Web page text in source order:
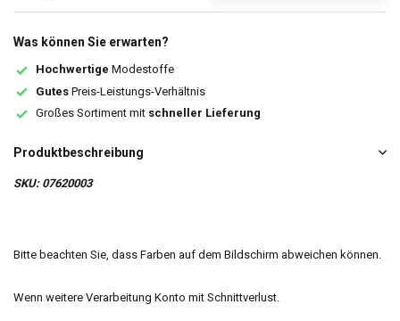
Was können Sie erwarten?
Hochwertige Modestoffe
Gutes Preis-Leistungs-Verhältnis
Großes Sortiment mit schneller Lieferung
Produktbeschreibung
SKU: 07620003
Bitte beachten Sie, dass Farben auf dem Bildschirm abweichen können.
Wenn weitere Verarbeitung Konto mit Schnittverlust.